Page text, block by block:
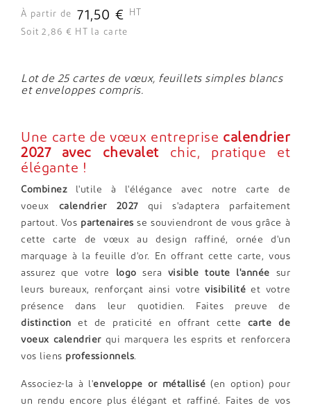
À partir de 71,50 € HT
Soit 2,86 € HT la carte
Lot de 25 cartes de vœux, feuillets simples blancs
et enveloppes compris.
Une carte de vœux entreprise calendrier
2027 avec chevaletchic, pratique et
élégante !
Combinezl'utile à l'élégance avec notre carte de
voeux calendrier 2027qui s'adaptera parfaitement
partout. Vos partenaires se souviendront de vous grâce à
cette carte de vœux au design raffiné, ornée d'un
marquage à la feuille d'or. En offrant cette carte, vous
assurez que votre logo sera visible toute l'année sur
leurs bureaux, renforçant ainsi votrevisibilité et votre
présence dans leur quotidien. Faites preuve de
distinction et de praticité en offrant cette carte de
voeux calendrierqui marquera les esprits et renforcera
vos liens professionnels.
Associez-la à l'enveloppe or métallisé (en option) pour
un rendu encore plus élégant et raffiné. Faites de vos